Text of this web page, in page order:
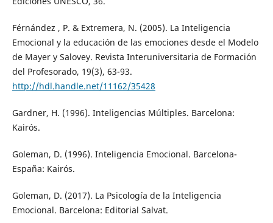
Férnández , P. & Extremera, N. (2005). La Inteligencia
Emocional y la educación de las emociones desde el Modelo
de Mayer y Salovey. Revista Interuniversitaria de Formación
del Profesorado, 19(3), 63-93.
http://hdl.handle.net/11162/35428
Gardner, H. (1996). Inteligencias Múltiples. Barcelona:
Kairós.
Goleman, D. (1996). Inteligencia Emocional. Barcelona-
España: Kairós.
Goleman, D. (2017). La Psicología de la Inteligencia
Emocional. Barcelona: Editorial Salvat.